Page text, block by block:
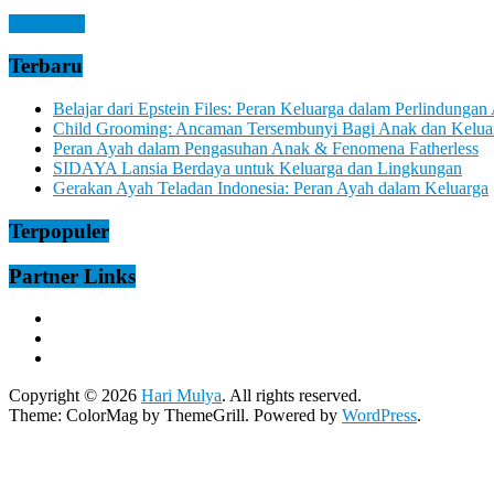
Terbaru
Belajar dari Epstein Files: Peran Keluarga dalam Perlindungan
Child Grooming: Ancaman Tersembunyi Bagi Anak dan
Peran Ayah dalam Pengasuhan Anak & Fenomena Fatherless
SIDAYA Lansia Berdaya untuk Keluarga dan Lingkungan
Gerakan Ayah Teladan Indonesia: Peran Ayah dalam Keluarga
Terpopuler
Partner Links
Copyright © 2026 Hari Mulya. All rights reserved.
Theme: ColorMag by ThemeGrill. Powered by WordPress.